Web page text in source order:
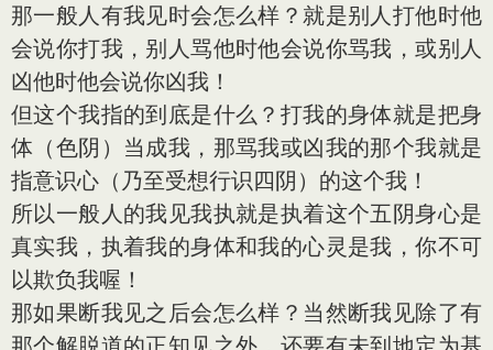
那一般人有我见时会怎么样？就是别人打他时他
会说你打我，别人骂他时他会说你骂我，或别人
凶他时他会说你凶我！
但这个我指的到底是什么？打我的身体就是把身
体（色阴）当成我，那骂我或凶我的那个我就是
指意识心（乃至受想行识四阴）的这个我！
所以一般人的我见我执就是执着这个五阴身心是
真实我，执着我的身体和我的心灵是我，你不可
以欺负我喔！
那如果断我见之后会怎么样？当然断我见除了有